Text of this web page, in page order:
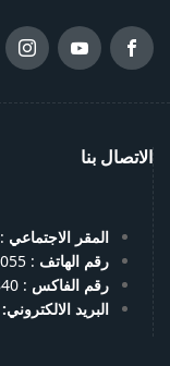
الاتصال بنا
المقر الاجتماعي :04 شارع أبو القاسم الشابي توزر 2200 توزر
رقم الهاتف : 055 453 76 216 +
رقم الفاكس : 840 453 76 216 +
البريد الالكتروني: